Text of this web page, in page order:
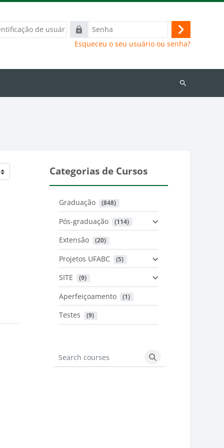
Senha
Acessar
Esqueceu o seu usuário ou senha?
Buscar
Categorias de Cursos
Graduação (848)
Pós-graduação (114)
Extensão (20)
Projetos UFABC (5)
SITE (9)
Aperfeiçoamento (1)
Testes (9)
Search courses
Search courses